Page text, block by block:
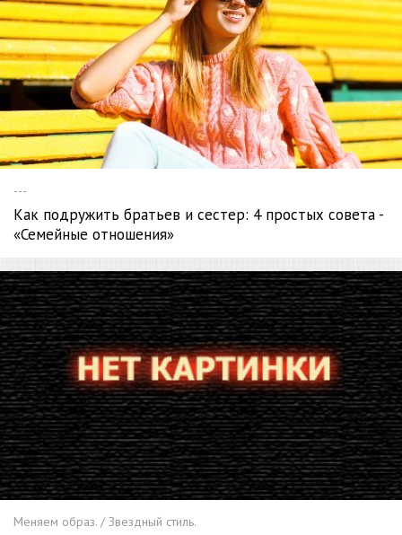
---
Как подружить братьев и сестер: 4 простых совета -
«Семейные отношения»
Меняем образ. / Звездный стиль.